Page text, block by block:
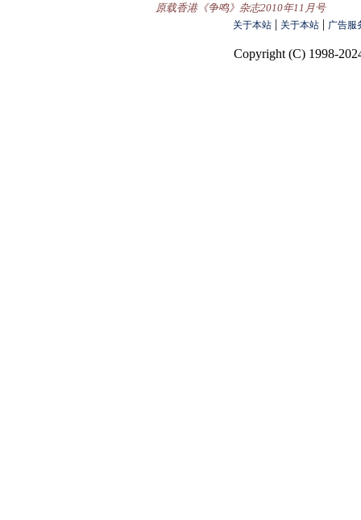
原载香港《争鸣》杂志2010年11月号
关于本站 | 关于本站 | 广告服
Copyright (C) 1998-